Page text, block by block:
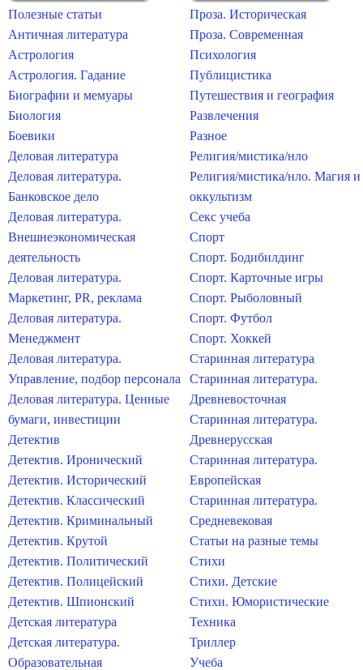
Полезные статьи
Античная литература
Астрология
Астрология. Гадание
Биографии и мемуары
Биология
Боевики
Деловая литература
Деловая литература.
Банковское дело
Деловая литература.
Внешнеэкономическая
деятельность
Деловая литература.
Маркетинг, PR, реклама
Деловая литература.
Менеджмент
Деловая литература.
Управление, подбор персонала
Деловая литература. Ценные
бумаги, инвестиции
Детектив
Детектив. Иронический
Детектив. Исторический
Детектив. Классический
Детектив. Криминальный
Детектив. Крутой
Детектив. Политический
Детектив. Полицейский
Детектив. Шпионский
Детская литература
Детская литература.
Образовательная
Проза. Историческая
Проза. Современная
Психология
Публицистика
Путешествия и география
Развлечения
Разное
Религия/мистика/нло
Религия/мистика/нло. Магия и
оккультизм
Секс учеба
Спорт
Спорт. Бодибилдинг
Спорт. Карточные игры
Спорт. Рыболовный
Спорт. Футбол
Спорт. Хоккей
Старинная литература
Старинная литература.
Древневосточная
Старинная литература.
Древнерусская
Старинная литература.
Европейская
Старинная литература.
Средневековая
Статьи на разные темы
Стихи
Стихи. Детские
Стихи. Юмористические
Техника
Триллер
Учеба